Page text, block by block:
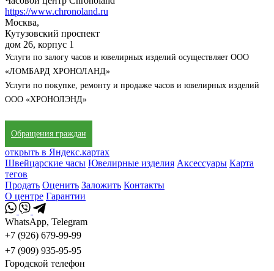
https://www.chronoland.ru
Москва,
Кутузовский проспект
дом 26, корпус 1
Услуги по залогу часов и ювелирных изделий осуществляет ООО
«ЛОМБАРД ХРОНОЛАНД»
Услуги по покупке, ремонту и продаже часов и ювелирных изделий
ООО «ХРОНОЛЭНД»
Обращения граждан
открыть в Яндекс.картах
Швейцарские часы Ювелирные изделия Аксессуары Карта
тегов
Продать Оценить Заложить Контакты
О центре Гарантии
WhatsApp, Telegram
+7 (926) 679-99-99
+7 (909) 935-95-95
Городской телефон